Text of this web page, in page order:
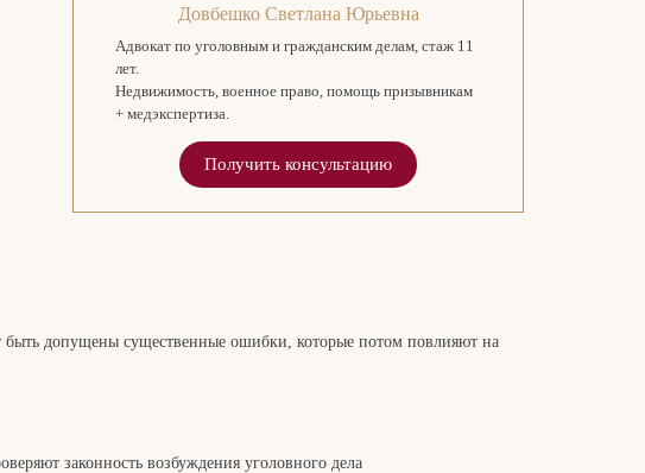
Довбешко Светлана Юрьевна
Адвокат по уголовным и гражданским делам, стаж 11
лет.
Недвижимость, военное право, помощь призывникам
+ медэкспертиза.
Получить консультацию
быть допущены существенные ошибки, которые потом повлияют на
законность возбуждения уголовного дела